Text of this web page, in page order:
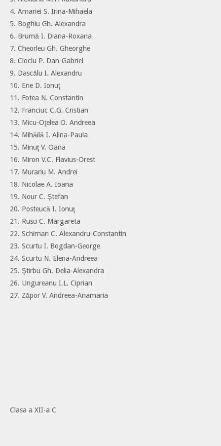
4. Amariei S. Irina-Mihaela
5. Boghiu Gh. Alexandra
6. Brumă I. Diana-Roxana
7. Cheorleu Gh. Gheorghe
8. Cioclu P. Dan-Gabriel
9. Dascălu I. Alexandru
10. Ene D. Ionuţ
11. Fotea N. Constantin
12. Franciuc C.G. Cristian
13. Micu-Oţelea D. Andreea
14. Mihăilă I. Alina-Paula
15. Minuţ V. Oana
16. Miron V.C. Flavius-Orest
17. Murariu M. Andrei
18. Nicolae A. Ioana
19. Nour C. Ştefan
20. Posteucă I. Ionuţ
21. Rusu C. Margareta
22. Schiman C. Alexandru-Constantin
23. Scurtu I. Bogdan-George
24. Scurtu N. Elena-Andreea
25. Ştirbu Gh. Delia-Alexandra
26. Ungureanu I.L. Ciprian
27. Zăpor V. Andreea-Anamaria
Clasa a XII-a C